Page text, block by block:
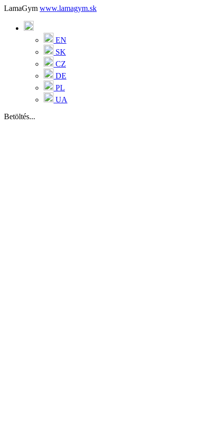
LamaGym www.lamagym.sk
EN
SK
CZ
DE
PL
UA
Betöltés...